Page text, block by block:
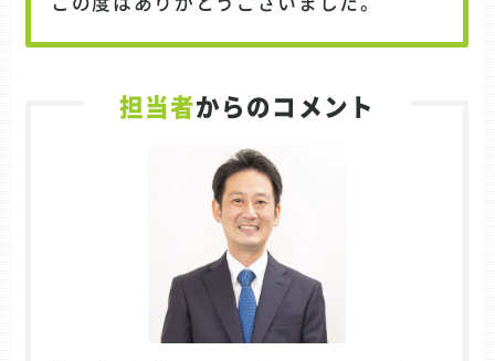
担当者からのコメント